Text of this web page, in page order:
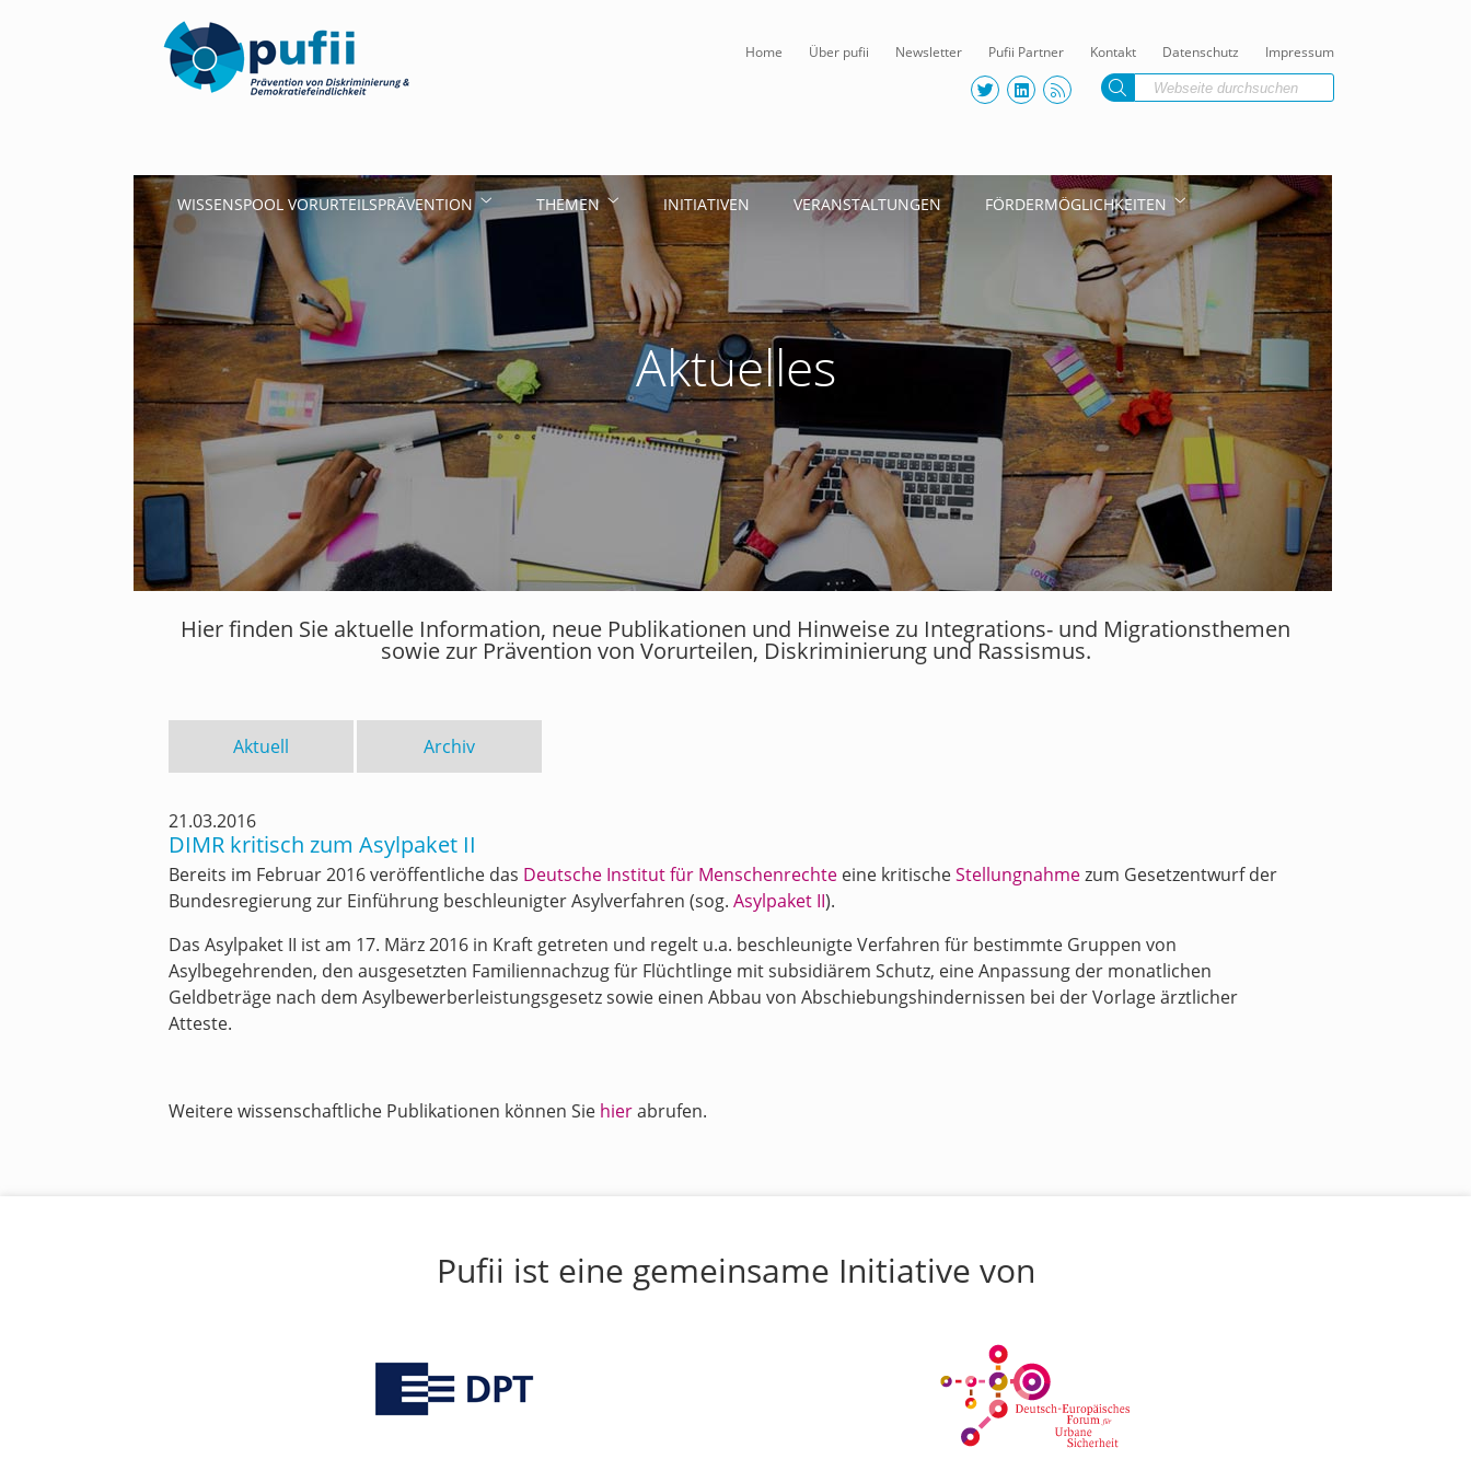
Impressum
Datenschutz
Kontakt
Pufii Partner
Newsletter
Über pufii
Home
WISSENSPOOL VORURTEILSPRÄVENTION THEMEN INITIATIVEN VERANSTALTUNGEN FÖRDERMÖGLICHKEITEN
Aktuelles
Hier finden Sie aktuelle Information, neue Publikationen und Hinweise zu Integrations- und Migrationsthemen
sowie zur Prävention von Vorurteilen, Diskriminierung und Rassismus.
Aktuell Archiv
21.03.2016
DIMR kritisch zum Asylpaket II
Bereits im Februar 2016 veröffentliche das Deutsche Institut für Menschenrechte eine kritischeStellungnahmezum Gesetzentwurf der
Bundesregierung zur Einführung beschleunigter Asylverfahren (sog. Asylpaket II).
Das Asylpaket II ist am 17. März 2016 in Kraft getreten und regelt u.a. beschleunigte Verfahren für bestimmte Gruppen von
Asylbegehrenden, den ausgesetzten Familiennachzug für Flüchtlinge mit subsidiärem Schutz, eine Anpassung der monatlichen
Geldbeträge nach dem Asylbewerberleistungsgesetz sowie einen Abbau von Abschiebungshindernissen bei der Vorlage ärztlicher
Atteste.
Weitere wissenschaftliche Publikationen können Sie hierabrufen.
Pufii ist eine gemeinsame Initiative von